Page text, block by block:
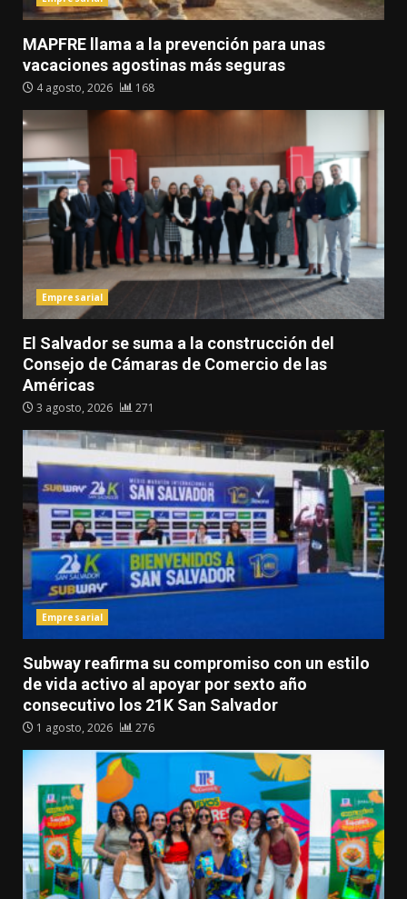
MAPFRE llama a la prevención para unas
vacaciones agostinas más seguras
4 agosto, 2026 168
Empresarial
El Salvador se suma a la construcción del
Consejo de Cámaras de Comercio de las
Américas
3 agosto, 2026 271
Empresarial
Subway reafirma su compromiso con un estilo
de vida activo al apoyar por sexto año
consecutivo los 21K San Salvador
1 agosto, 2026 276